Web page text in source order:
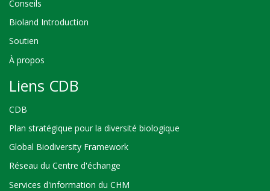
Conseils
Bioland Introduction
Soutien
À propos
Liens CDB
CDB
Plan stratégique pour la diversité biologique
Global Biodiversity Framework
Réseau du Centre d'échange
Services d'information du CHM